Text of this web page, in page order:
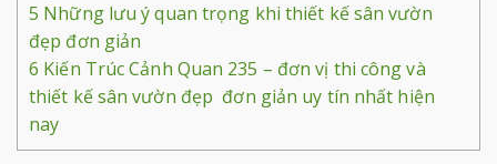
5 Những lưu ý quan trọng khi thiết kế sân vườn
đẹp đơn giản
6 Kiến Trúc Cảnh Quan 235 – đơn vị thi công và
thiết kế sân vườn đẹp đơn giản uy tín nhất hiện
nay